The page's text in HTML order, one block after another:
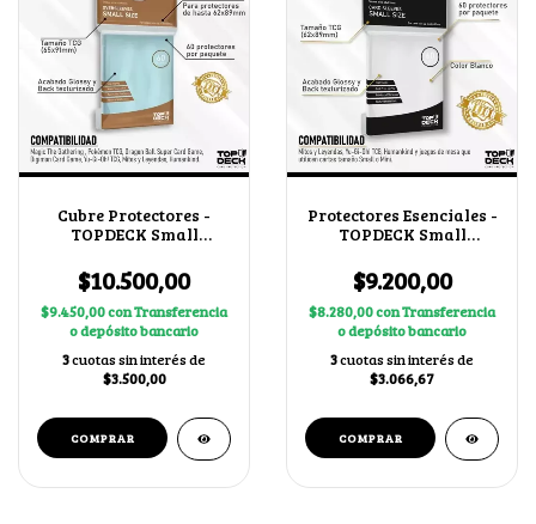
Cubre Protectores -
TOPDECK Small
$10.500,00
$9.450,00conTransferencia
o depósito bancario
3cuotas sin interés de
$3.500,00
Protectores Esenciales -
TOPDECK Small
$9.200,00
$8.280,00conTransferencia
o depósito bancario
3cuotas sin interés de
$3.066,67